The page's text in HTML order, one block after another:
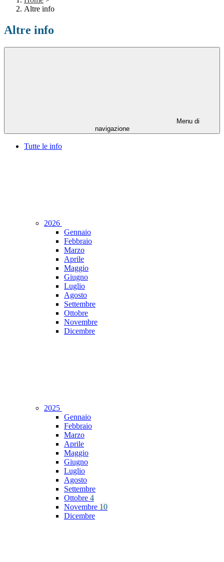
Altre info
Altre info
Menu di
navigazione
Tutte le info
2026
Gennaio
Febbraio
Marzo
Aprile
Maggio
Giugno
Luglio
Agosto
Settembre
Ottobre
Novembre
Dicembre
2025
Gennaio
Febbraio
Marzo
Aprile
Maggio
Giugno
Luglio
Agosto
Settembre
Ottobre 4
Novembre 10
Dicembre